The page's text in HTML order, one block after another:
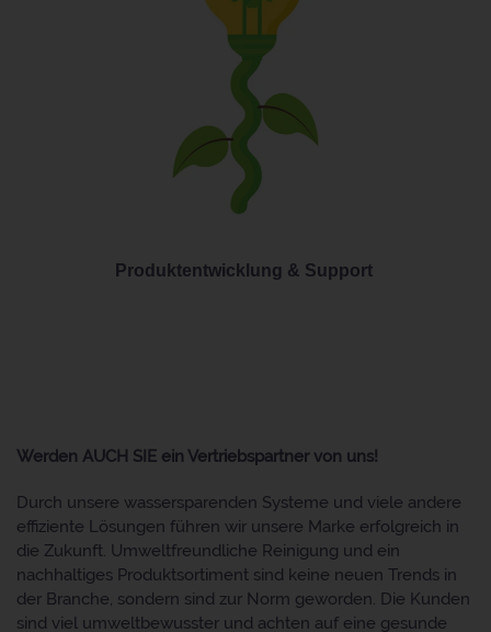
Produktentwicklung & Support
Werden AUCH SIE ein Vertriebspartner von uns!
Durch unsere wassersparenden Systeme und viele andere
effiziente Lösungen führen wir unsere Marke erfolgreich in
die Zukunft. Umweltfreundliche Reinigung und ein
nachhaltiges Produktsortiment sind keine neuen Trends in
der Branche, sondern sind zur Norm geworden. Die Kunden
sind viel umweltbewusster und achten auf eine gesunde